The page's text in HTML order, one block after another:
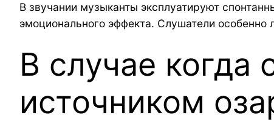
В звучании музыканты эксплуатируют
эмоционального эффекта. Слушатели
В случае когда
источником